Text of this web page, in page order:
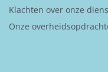
Klachten over onze
Onze